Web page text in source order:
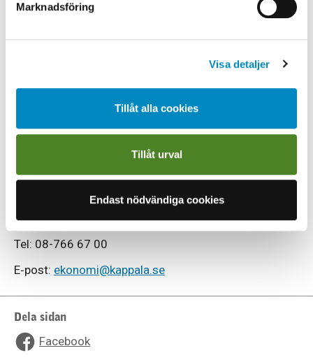
Marknadsföring
Visa detaljer
Tillåt alla cookies
Tillåt urval
Endast nödvändiga cookies
Förfallodatum
Vilken vara eller tjänst som fakturan avser
Fullständiga bilagor ska biläggas i samma fil
som fakturan
Kontakta receptionen för
leverantörsfakturor
Receptionen Käppalaförbundet
Tel: 08-766 67 00
E‐post: ekonomi@kappala.se
Dela sidan
Facebook